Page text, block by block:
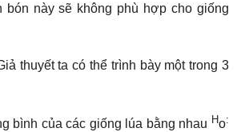
bón này sẽ không phù hợp cho giống
thuyết ta có thể trình bày một trong 3
bình của các giống lúa bằng nhau Ho: